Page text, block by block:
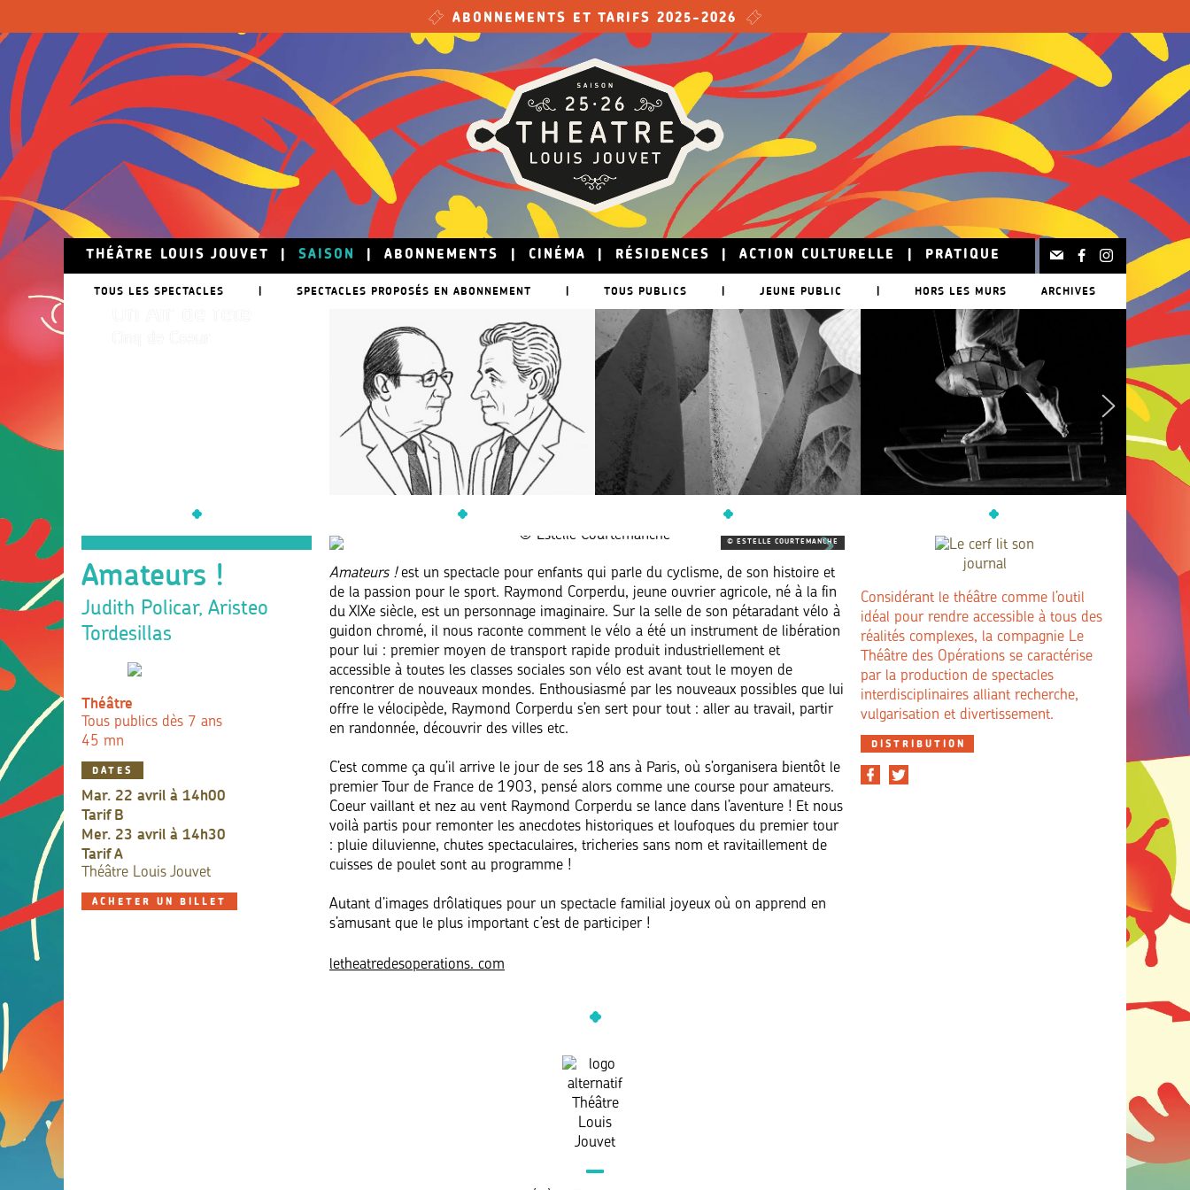
ABONNEMENTS ET TARIFS 2025-2026
THÉÂTRE LOUIS JOUVET SAISON ABONNEMENTS CINÉMA RÉSIDENCES ACTION CULTURELLE PRATIQUE
TOUS LES SPECTACLES | SPECTACLES PROPOSÉS EN ABONNEMENT | TOUS PUBLICS | JEUNE PUBLIC | HORS LES MURS ARCHIVES
24 mai
Amateurs !
Judith Policar, Aristeo
Tordesillas
Théâtre
Tous publics dès 7 ans
45 mn
DATES
mar. 22 avril à 14h00
TarifB
mer. 23 avril à 14h30
TarifA
Théâtre Louis Jouvet
ACHETER UN BILLET
© ESTELLE COURTEMANCHE
Amateurs ! est un spectacle pour enfants qui parle du cyclisme, de son histoire et
de la passion pour le sport. Raymond Corperdu, jeune ouvrier agricole, né à la fin
du XIXe siècle, est un personnage imaginaire. Sur la selle de son pétaradant vélo à
guidon chromé, il nous raconte comment le vélo a été un instrument de libération
pour lui : premier moyen de transport rapide produit industriellement et
accessible à toutes les classes sociales son vélo est avant tout le moyen de
rencontrer de nouveaux mondes. Enthousiasmé par les nouveaux possibles que lui
offre le vélocipède, Raymond Corperdu s’en sert pour tout : aller au travail, partir
en randonnée, découvrir des villes etc.
C’est comme ça qu’il arrive le jour de ses 18 ans à Paris, où s’organisera bientôt le
premier Tour de France de 1903, pensé alors comme une course pour amateurs.
Coeur vaillant et nez au vent Raymond Corperdu se lance dans l’aventure ! Et nous
voilà partis pour remonter les anecdotes historiques et loufoques du premier tour
: pluie diluvienne, chutes spectaculaires, tricheries sans nom et ravitaillement de
cuisses de poulet sont au programme !
Autant d’images drôlatiques pour un spectacle familial joyeux où on apprend en
s’amusant que le plus important c’est de participer !
letheatredesoperations. com
Considérant le théâtre comme l’outil
idéal pour rendre accessible à tous des
réalités complexes, la compagnie Le
Théâtre des Opérations se caractérise
par la production de spectacles
interdisciplinaires alliant recherche,
vulgarisation et divertissement.
DISTRIBUTION